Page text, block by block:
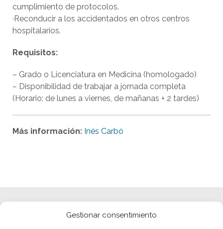
Gestionar consentimiento
cumplimiento de protocolos.
·Reconducir a los accidentados en otros centros
hospitalarios.
Requisitos:
– Grado o Licenciatura en Medicina (homologado)
– Disponibilidad de trabajar a jornada completa
(Horario: de lunes a viernes, de mañanas + 2 tardes)
Más información: Inés Carbó